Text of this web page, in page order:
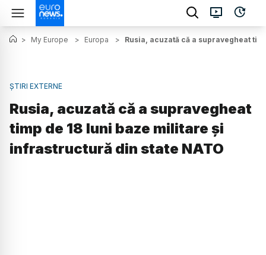
> My Europe > Europa > Rusia, acuzată că a supravegheat
ȘTIRI EXTERNE
Rusia, acuzată că a supravegheat
timp de 18 luni baze militare și
infrastructură din state NATO